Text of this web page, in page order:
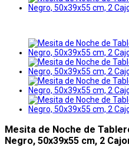
Mesita de Noche de
Negro, 50x39x55 cm, 2